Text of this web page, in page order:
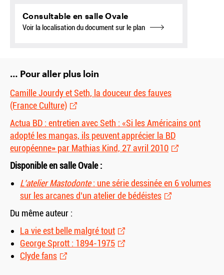
Consultable en salle Ovale
Voir la localisation du document sur le plan
… Pour aller plus loin
Camille Jourdy et Seth, la douceur des fauves
(France Culture)
Actua BD : entretien avec Seth : «Si les Américains ont
adopté les mangas, ils peuvent apprécier la BD
européenne» par Mathias Kind, 27 avril 2010
Disponible en salle Ovale :
L’atelier Mastodonte: une série dessinée en 6 volumes
sur les arcanes d’un atelier de bédéistes
Du même auteur :
La vie est belle malgré tout
George Sprott : 1894-1975
Clyde fans